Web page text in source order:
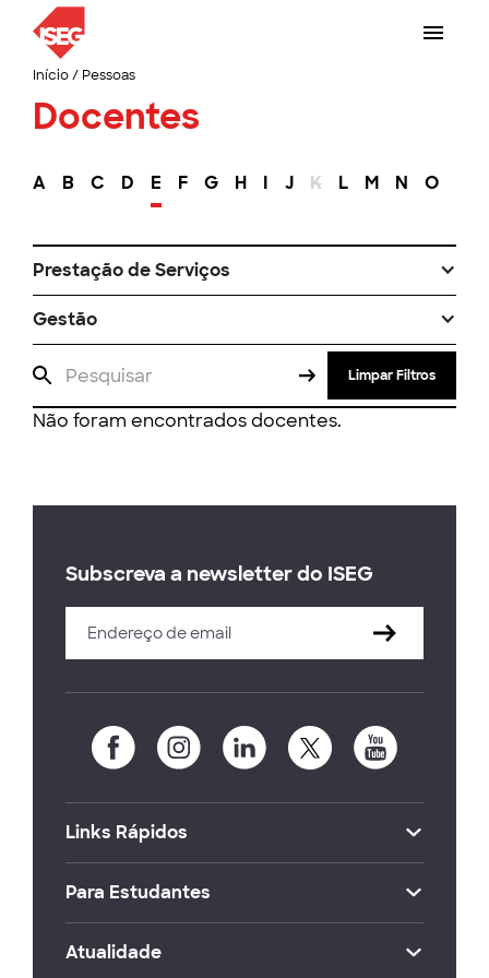
Início/ Pessoas
Docentes
A B C D E F G H I J K L M N O
Prestação de Serviços
Gestão
Limpar Filtros
Não foram encontrados docentes.
Subscreva a newsletter do ISEG
Links Rápidos
Para Estudantes
Atualidade